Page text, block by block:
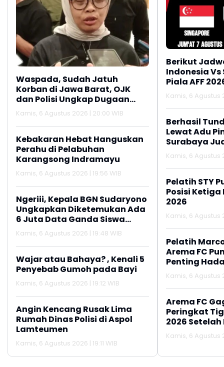
Waspada, Sudah Jatuh
Korban di Jawa Barat, OJK
dan Polisi Ungkap Dugaan
Penipuan Modus Titip Limit
Paylater
Kamis, 6 Agustus 2026 | 20:00 WIB
Kebakaran Hebat Hanguskan
Perahu di Pelabuhan
Karangsong Indramayu
Kamis, 6 Agustus 2026 | 19:56 WIB
Ngeriii, Kepala BGN Sudaryono
Ungkapkan Diketemukan Ada
6 Juta Data Ganda Siswa
Penerima MBG
Kamis, 6 Agustus 2026 | 19:48 WIB
Wajar atau Bahaya? , Kenali 5
Penyebab Gumoh pada Bayi
Kamis, 6 Agustus 2026 | 19:12 WIB
Angin Kencang Rusak Lima
Rumah Dinas Polisi di Aspol
Lamteumen
Kamis, 6 Agustus 2026 | 19:11 WIB
Berikut
Indonesia
Piala AFF
Kamis, 6 Agustus
Berhasil
Lewat Adu
Surabaya
2026
Kamis, 6 Agustus
Pelatih STY
Posisi Ketiga
2026
Kamis, 6 Agustus
Pelatih
Arema FC
Penting
Kamis, 6 Agustus
Arema FC
Peringkat
2026
Persija
Kamis, 6 Agustus